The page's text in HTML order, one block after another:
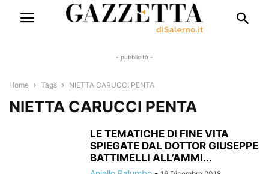
- pubblicità -
Home Tags NIETTA CARUCCI PENTA
NIETTA CARUCCI PENTA
LE TEMATICHE DI FINE VITA
SPIEGATE DAL DOTTOR GIUSEPPE
BATTIMELLI ALL’AMMI...